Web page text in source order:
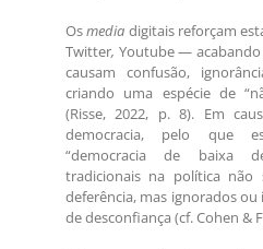
Osmedia digitais reforçam
Twitter, Youtube —
causam confusão,
criando uma espécie de
(Risse, 2022, p. 8). Em
democracia, pelo que
“democracia de baixa
tradicionais na política não
deferência, mas ignorados
de desconfiança (cf. Cohen &